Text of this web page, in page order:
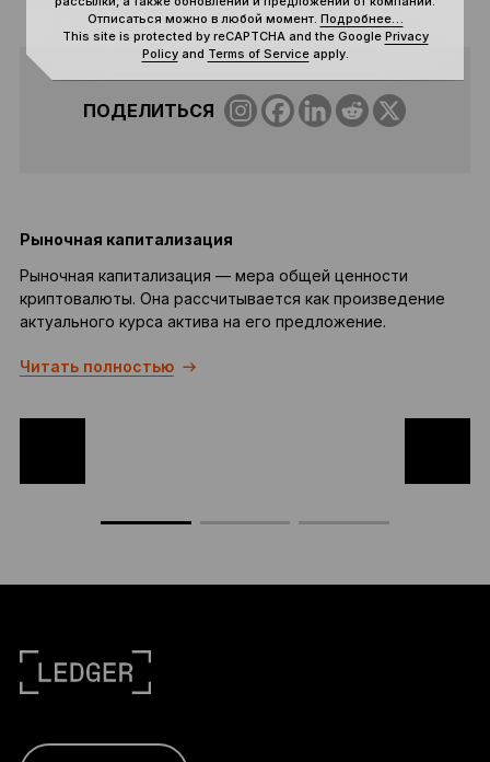
ПОДЕЛИТЬСЯ
Рыночная капитализация
Рыночная капитализация — мера общей ценности
криптовалюты. Она рассчитывается как произведение
актуального курса актива на его предложение.
Читать полностью
Отписаться можно в любой момент. Подробнее…
This site is protected by reCAPTCHA and the Google Privacy
Policyand Terms of Serviceapply.